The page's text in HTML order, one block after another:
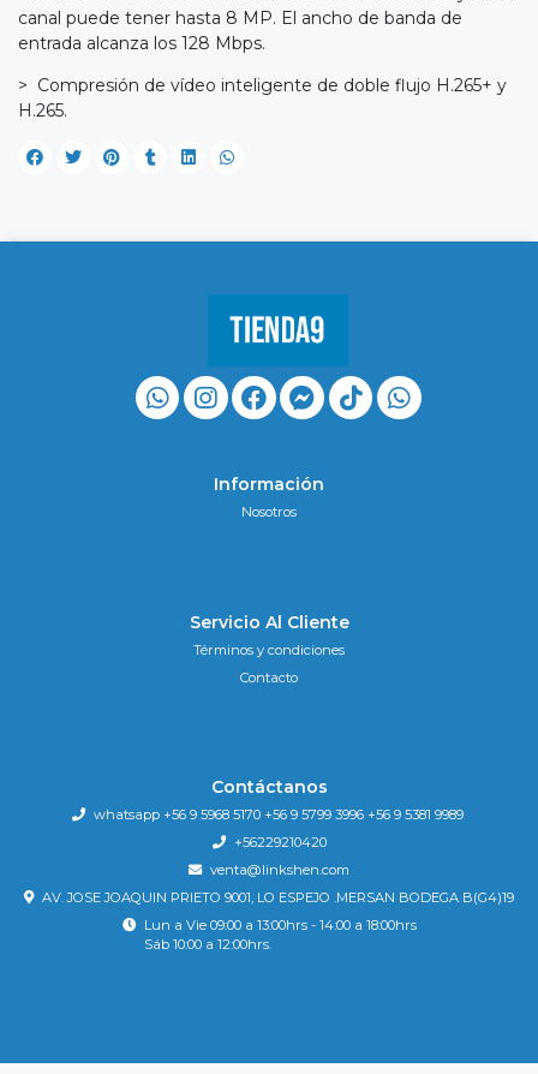
canal puede tener hasta 8 MP. El ancho de banda de
entrada alcanza los 128 Mbps.
> Compresión de vídeo inteligente de doble flujo H.265+ y
H.265.
Información
Nosotros
Servicio Al Cliente
Términos y condiciones
Contacto
Contáctanos
whatsapp +56 9 5968 5170 +56 9 5799 3996 +56 9 5381 9989
+56229210420
venta@linkshen.com
AV. JOSE JOAQUIN PRIETO 9001, LO ESPEJO .MERSAN BODEGA B(G4)19
Lun a Vie 09:00 a 13:00hrs - 14:00 a 18:00hrs
Sáb 10:00 a 12:00hrs.